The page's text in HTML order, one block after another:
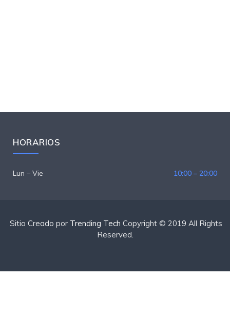
HORARIOS
Lun – Vie 10:00 – 20:00
Sitio Creado por Trending Tech Copyright © 2019 All Rights
Reserved.